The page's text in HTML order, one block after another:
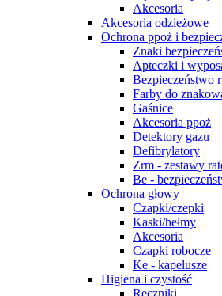
Akcesoria
Akcesoria odzieżowe
Ochrona ppoż i
Znaki
Apteczki i
Bezpieczeństwo
Farby do
Gaśnice
Akcesoria ppoż
Detektory gazu
Defibrylatory
Zrm - zestawy
Be -
Ochrona głowy
Czapki/czepki
Kaski/hełmy
Akcesoria
Czapki robocze
Ke - kapelusze
Higiena i czystość
Ręczniki